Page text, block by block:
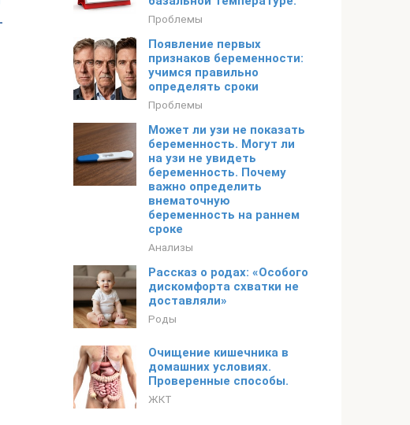
Проблемы
Появление первых
признаков беременности:
учимся правильно
определять сроки
Проблемы
Может ли узи не показать
беременность. Могут ли
на узи не увидеть
беременность. Почему
важно определить
внематочную
беременность на раннем
сроке
Анализы
Рассказ о родах: «Особого
дискомфорта схватки не
доставляли»
Роды
Очищение кишечника в
домашних условиях.
Проверенные способы.
ЖКТ